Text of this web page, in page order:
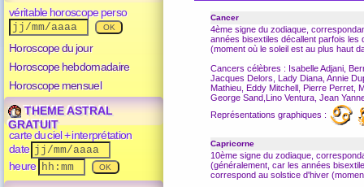
véritable horoscope perso
Horoscope du jour
Horoscope hebdomadaire
Horoscope mensuel
THEME ASTRAL
GRATUIT
carte du ciel + interprétation
date
heure
Cancer
4ème signe du zodiaque ,
années bisextiles décallent parfois
(moment où le soleil est au plus haut
Cancers célèbres : Isabelle Adjani,
Jacques Delors, Lady Diana, Annie
Mathieu, Eddy Mitchell, Pierre Perret,
George Sand,Lino Ventura, Jean
Représentations graphiques :
Capricorne
10ème signe du zodiaque ,
(généralement, car les années
correspond au solstice d'hiver